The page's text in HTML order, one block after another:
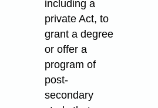
including a
private Act, to
grant a degree
or offer a
program of
post-
secondary